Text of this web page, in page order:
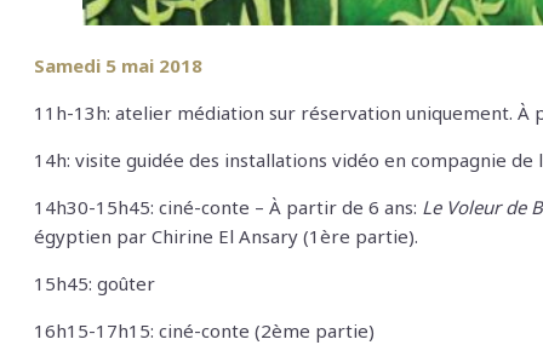
Samedi 5 mai 2018
11h-13h: atelier médiation sur réservation uniquement. À
14h: visite guidée des installations vidéo en compagnie
14h30-15h45: ciné-conte – À partir de 6 ans: Le Voleur de
égyptien par Chirine El Ansary (1ère partie).
15h45: goûter
16h15-17h15: ciné-conte (2ème partie)